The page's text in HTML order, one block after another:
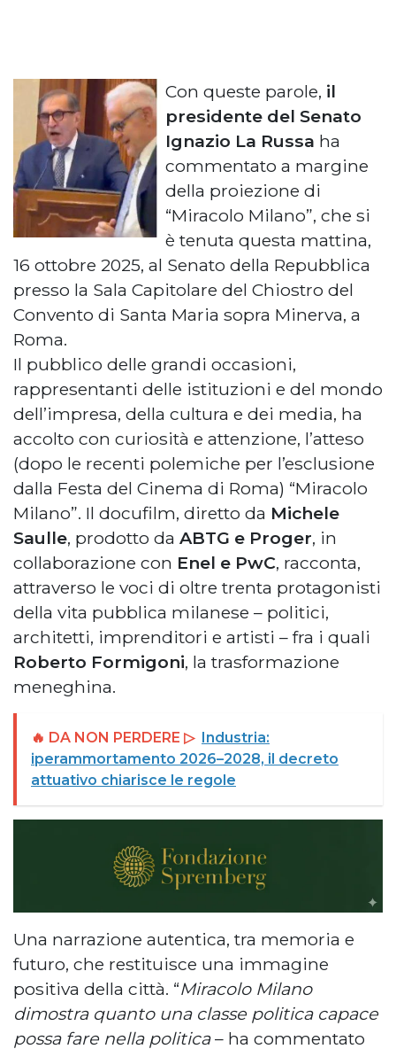
Con queste parole, il
presidente del Senato
Ignazio La Russa ha
commentato a margine
della proiezione di
“Miracolo Milano”, che si
è tenuta questa mattina,
16 ottobre 2025, al Senato della Repubblica
presso la Sala Capitolare del Chiostro del
Convento di Santa Maria sopra Minerva, a
Roma.
Il pubblico delle grandi occasioni,
rappresentanti delle istituzioni e del mondo
dell’impresa, della cultura e dei media, ha
accolto con curiosità e attenzione, l’atteso
(dopo le recenti polemiche per l’esclusione
dalla Festa del Cinema di Roma) “Miracolo
Milano”. Il docufilm, diretto da Michele
Saulle, prodotto da ABTG e Proger, in
collaborazione con Enel e PwC, racconta,
attraverso le voci di oltre trenta protagonisti
della vita pubblica milanese – politici,
architetti, imprenditori e artisti – fra i quali
Roberto Formigoni, la trasformazione
meneghina.
🔥 DA NON PERDERE ▷ Industria:
iperammortamento 2026–2028, il decreto
attuativo chiarisce le regole
Una narrazione autentica, tra memoria e
futuro, che restituisce una immagine
positiva della città. “Miracolo Milano
dimostra quanto una classe politica capace
possa fare nella politica– ha commentato